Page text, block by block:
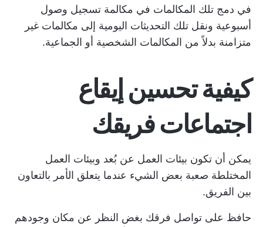
في دمج تلك المكالمات في مكالمة تسجيل وصول
أسبوعية ونقل تلك التحديثات اليومية إلى مكالمات غير
متزامنة بدلاً من المكالمات الشخصية أو الجماعية.
كيفية تحسين إيقاع
اجتماعات فريقك
يمكن أن تكون بيئات العمل عن بُعد وبيئات العمل
المختلطة صعبة بعض الشيء عندما يتعلق الأمر بالتعاون
بين الفريق.
حافظ على تواصل فرقك بغض النظر عن مكان وجودهم